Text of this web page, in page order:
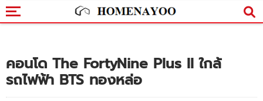
คอนโด The FortyNine Plus II ใกล้
รถไฟฟ้า BTS ทองหล่อ